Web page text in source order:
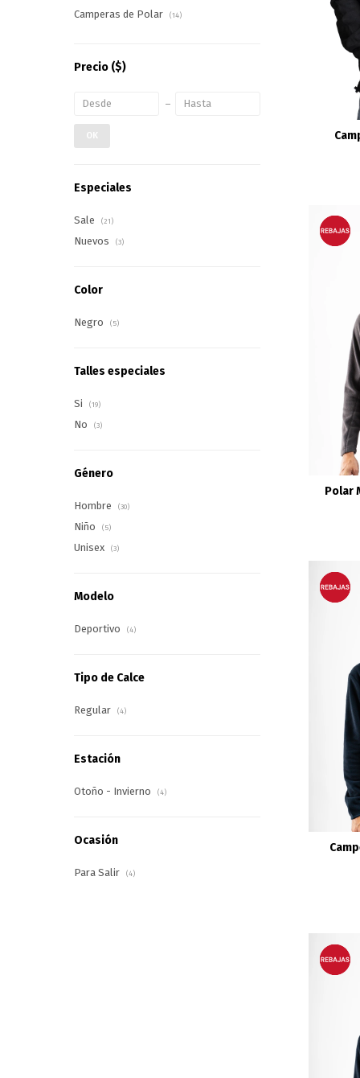
Polar
Camperas de Polar (14)
Precio ($)
OK
Especiales
Sale (21)
Nuevos (3)
Color
Negro (5)
Talles especiales
Si (19)
No (3)
Género
Hombre (30)
Niño (5)
Unisex (3)
Modelo
Deportivo (4)
Tipo de Calce
Regular (4)
Estación
Otoño - Invierno (4)
Ocasión
Para Salir (4)